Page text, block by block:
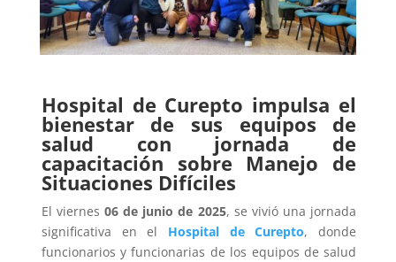
Hospital de Curepto impulsa el
bienestar de sus equipos de
salud con jornada de
capacitación sobre Manejo de
Situaciones Difíciles
El viernes06 de junio de 2025, se vivió una jornada
significativa en el
Hospital de Curepto, donde
funcionarios y funcionarias de los equipos de salud